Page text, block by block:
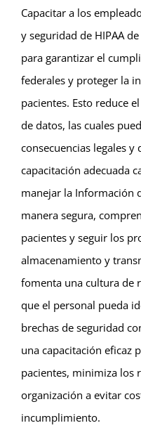
Capacitar a los
y seguridad de HIPAA
para garantizar el
federales y proteger la
pacientes. Esto reduce
de datos, las cuales
consecuencias legales
capacitación adecuada
manejar la Información
manera segura,
pacientes y seguir los
almacenamiento y
fomenta una cultura de
que el personal pueda
brechas de seguridad
una capacitación eficaz
pacientes, minimiza los
organización a evitar
incumplimiento.